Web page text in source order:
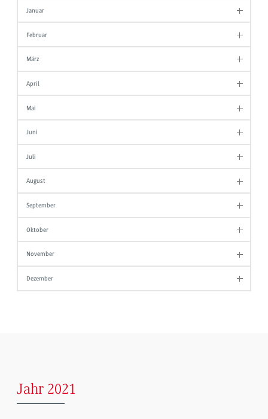
Januar
Februar
März
April
Mai
Juni
Juli
August
September
Oktober
November
Dezember
Jahr 2021